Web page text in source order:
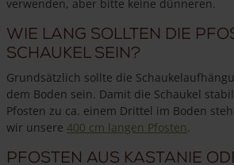
verwenden, aber bitte keine dünneren.
Wie lang sollten die
Schaukel sein?
Grundsätzlich sollte die
dem Boden sein. Damit die Schaukel
Pfosten zu ca. einem Drittel im Boden
wir unsere 400 cm langen Pfosten.
Pfosten aus Kastanie